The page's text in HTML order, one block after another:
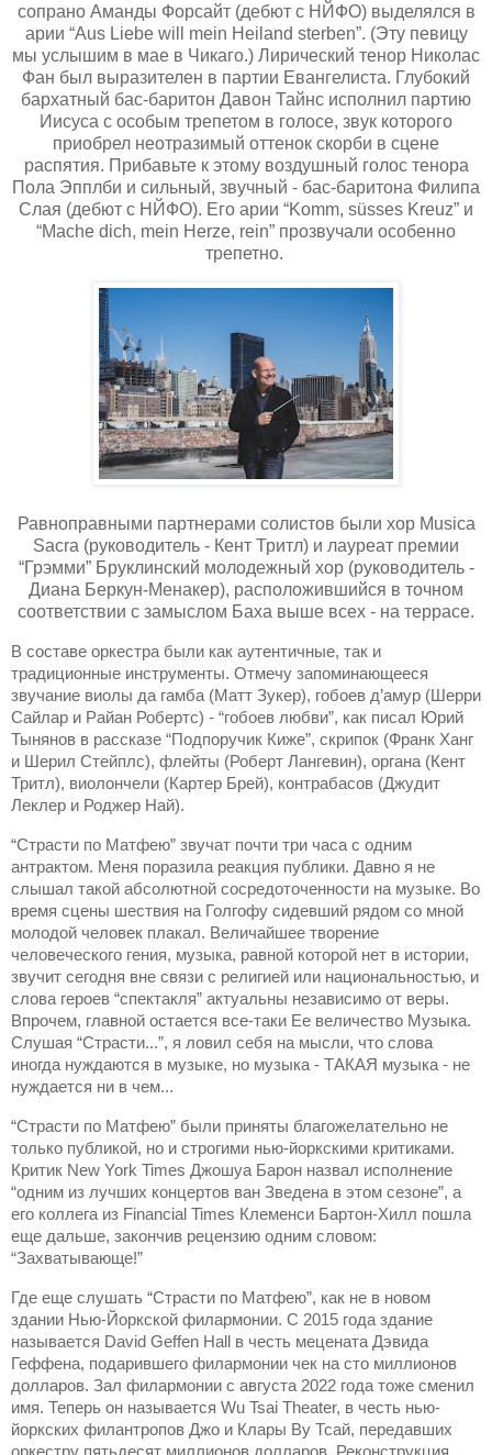
сопрано Аманды Форсайт (дебют с НЙФО) выделялся в
арии “Aus Liebe will mein Heiland sterben”. (Эту певицу
мы услышим в мае в Чикаго.) Лирический тенор Николас
Фан был выразителен в партии Евангелиста. Глубокий
бархатный бас-баритон Давон Тайнс исполнил партию
Иисуса с особым трепетом в голосе, звук которого
приобрел неотразимый оттенок скорби в сцене
распятия. Прибавьте к этому воздушный голос тенора
Пола Эпплби и сильный, звучный - бас-баритона Филипа
Слая (дебют с НЙФО). Его арии “Komm, süsses Kreuz” и
“Mache dich, mein Herze, rein” прозвучали особенно
трепетно.
Равноправными партнерами солистов были хор Musica
Sacra (руководитель - Кент Тритл) и лауреат премии
“Грэмми” Бруклинский молодежный хор (руководитель -
Диана Беркун-Менакер), расположившийся в точном
соответствии с замыслом Баха выше всех - на террасе.
В составе оркестра были как аутентичные, так и
традиционные инструменты. Отмечу запоминающееся
звучание виолы да гамба (Матт Зукер), гобоев д’амур (Шерри
Сайлар и Райан Робертс) - “гобоев любви”, как писал Юрий
Тынянов в рассказе “Подпоручик Киже”, скрипок (Франк Ханг
и Шерил Стейплс), флейты (Роберт Лангевин), органа (Кент
Тритл), виолончели (Картер Брей), контрабасов (Джудит
Леклер и Роджер Най).
“Страсти по Матфею” звучат почти три часа с одним
антрактом. Меня поразила реакция публики. Давно я не
слышал такой абсолютной сосредоточенности на музыке. Во
время сцены шествия на Голгофу сидевший рядом со мной
молодой человек плакал. Величайшее творение
человеческого гения, музыка, равной которой нет в истории,
звучит сегодня вне связи с религией или национальностью, и
слова героев “спектакля” актуальны независимо от веры.
Впрочем, главной остается все-таки Ее величество Музыка.
Слушая “Страсти...”, я ловил себя на мысли, что слова
иногда нуждаются в музыке, но музыка - ТАКАЯ музыка - не
нуждается ни в чем...
“Страсти по Матфею” были приняты благожелательно не
только публикой, но и строгими нью-йоркскими критиками.
Критик New York Times Джошуа Барон назвал исполнение
“одним из лучших концертов ван Зведена в этом сезоне”, а
его коллега из Financial Times Клеменси Бартон-Хилл пошла
еще дальше, закончив рецензию одним словом:
“Захватывающе!”
Где еще слушать “Страсти по Матфею”, как не в новом
здании Нью-Йоркской филармонии. С 2015 года здание
называется David Geffen Hall в честь мецената Дэвида
Геффена, подарившего филармонии чек на сто миллионов
долларов. Зал филармонии с августа 2022 года тоже сменил
имя. Теперь он называется Wu Tsai Theater, в честь нью-
йоркских филантропов Джо и Клары Ву Тсай, передавших
оркестру пятьдесят миллионов долларов. Реконструкция